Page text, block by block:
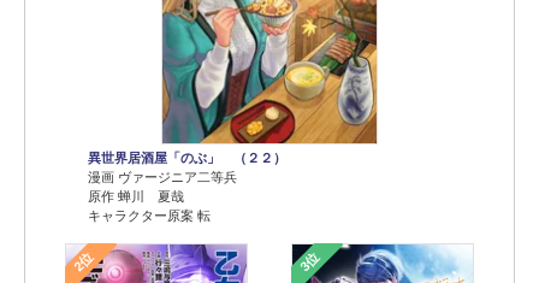
異世界居酒屋「のぶ」 （２２）
漫画 ヴァージニア二等兵
原作 蝉川 夏哉
キャラクター原案 転
2位 3位